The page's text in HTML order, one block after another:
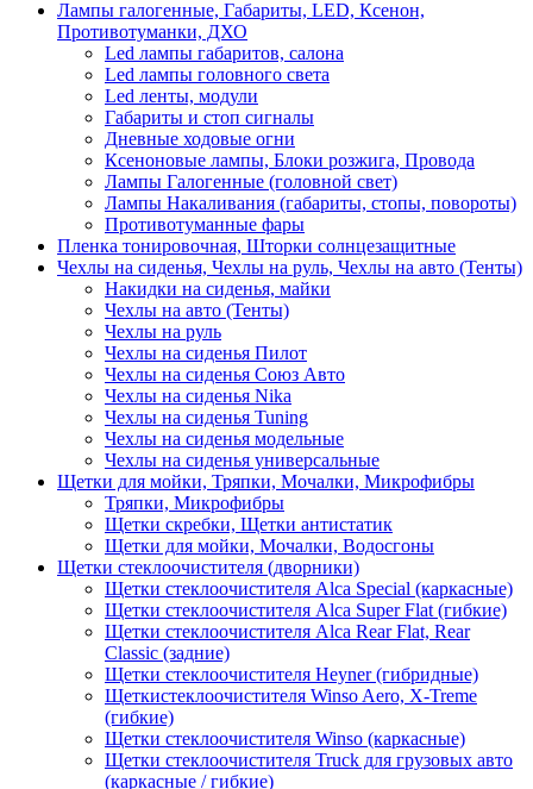
Лампы галогенные, Габариты, LED, Ксенон,
Противотуманки, ДХО
Led лампы габаритов, салона
Led лампы головного света
Led ленты, модули
Габариты и стоп сигналы
Дневные ходовые огни
Ксеноновые лампы, Блоки розжига, Провода
Лампы Галогенные (головной свет)
Лампы Накаливания (габариты, стопы, повороты)
Противотуманные фары
Пленка тонировочная, Шторки солнцезащитные
Чехлы на сиденья, Чехлы на руль, Чехлы на авто (Тенты)
Накидки на сиденья, майки
Чехлы на авто (Тенты)
Чехлы на руль
Чехлы на сиденья Пилот
Чехлы на сиденья Союз Авто
Чехлы на сиденья Nika
Чехлы на сиденья Tuning
Чехлы на сиденья модельные
Чехлы на сиденья универсальные
Щетки для мойки, Тряпки, Мочалки, Микрофибры
Тряпки, Микрофибры
Щетки скребки, Щетки антистатик
Щетки для мойки, Мочалки, Водосгоны
Щетки стеклоочистителя (дворники)
Щетки стеклоочистителя Alca Special (каркасные)
Щетки стеклоочистителя Alca Super Flat (гибкие)
Щетки стеклоочистителя Alca Rear Flat, Rear
Classic (задние)
Щетки стеклоочистителя Heyner (гибридные)
Щеткистеклоочистителя Winso Aero, X-Treme
(гибкие)
Щетки стеклоочистителя Winso (каркасные)
Щетки стеклоочистителя Truck для грузовых авто
(каркасные / гибкие)